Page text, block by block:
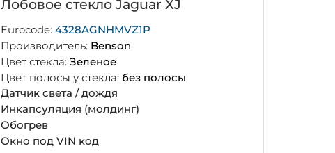
Лобовое стекло Jaguar XJ
Eurocode:4328AGNHMVZ1P
Производитель: Benson
Цвет стекла:Зеленое
Цвет полосы у стекла: без полосы
Датчик света / дождя
Инкапсуляция (молдинг)
Обогрев
Окно под VIN код